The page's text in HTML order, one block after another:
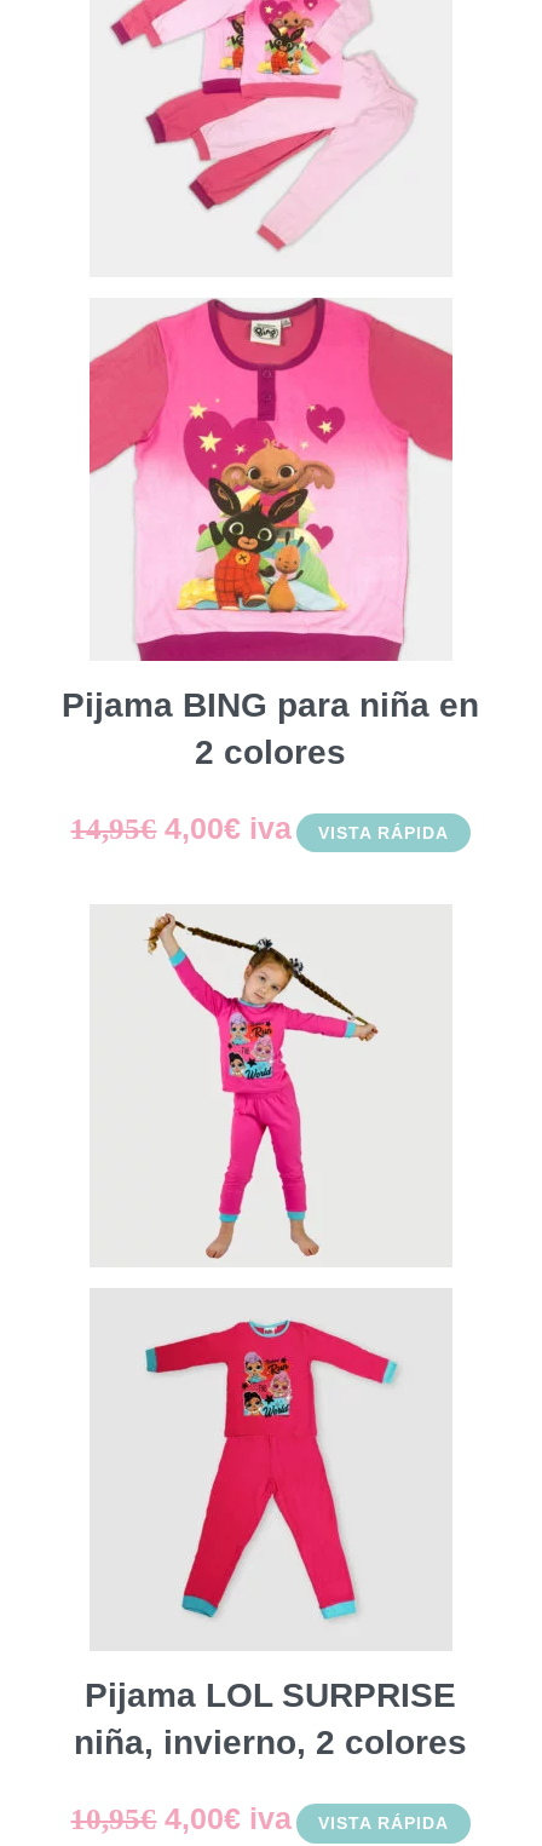
Pijama BING para niña en
2 colores
14,95€ El
original
era:
14,95€.
4,00€El
actual
es:
4,00€.
iva VISTA RÁPIDA
Pijama LOL SURPRISE
niña, invierno, 2 colores
10,95€ El
4,00€El
iva VISTA RÁPIDA